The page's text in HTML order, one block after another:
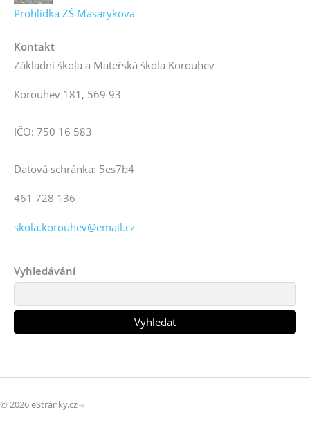
Prohlídka ZŠ Masarykova
Kontakt
Základní škola a Mateřská škola Korouhev
Korouhev 181, 569 93
IČO: 750 16 583
Datová schránka: 5es7b4
461 728 136
skola.korouhev@email.cz
Vyhledávání
© 2026 eStránky.cz